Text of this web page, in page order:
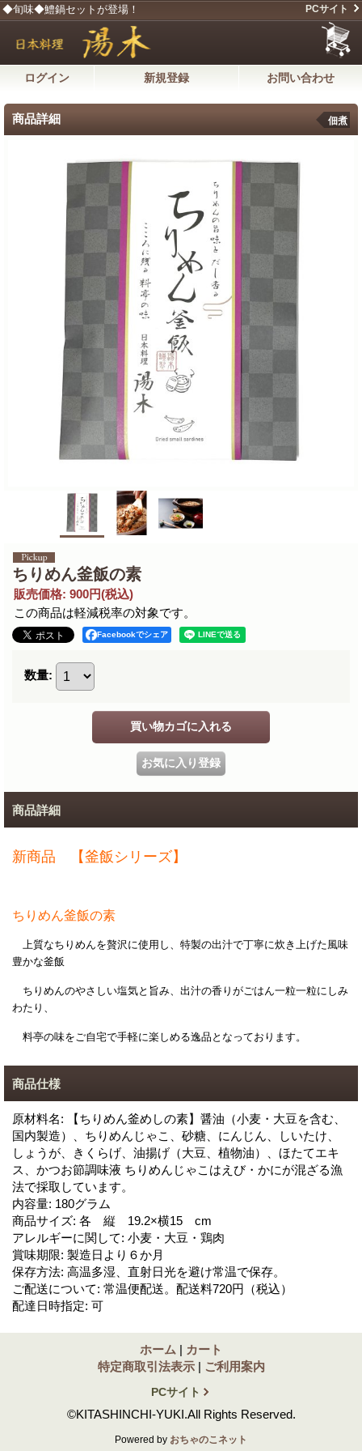
◆旬味◆鱧鍋セットが登場！ PCサイト
ログイン 新規登録 お問い合わせ
商品詳細 佃煮
ちりめん釜飯の素
販売価格: 900円(税込)
この商品は軽減税率の対象です。
Facebookでシェア
数量:
商品詳細
新商品 【釜飯シリーズ】
ちりめん釜飯の素
上質なちりめんを贅沢に使用し、特製の出汁で丁寧に炊き上げた風味
豊かな釜飯
ちりめんのやさしい塩気と旨み、出汁の香りがごはん一粒一粒にしみ
わたり、
料亭の味をご自宅で手軽に楽しめる逸品となっております。
商品仕様
原材料名:
【ちりめん釜めしの素】醤油（小麦・大豆を含む、
国内製造）、ちりめんじゃこ、砂糖、にんじん、しいたけ、
しょうが、きくらげ、油揚げ（大豆、植物油）、ほたてエキ
ス、かつお節調味液 ちりめんじゃこはえび・かにが混ざる漁
法で採取しています。
内容量: 180グラム
商品サイズ: 各 縦 19.2×横15 cm
アレルギーに関して: 小麦・大豆・鶏肉
賞味期限: 製造日より６か月
保存方法: 高温多湿、直射日光を避け常温で保存。
ご配送について: 常温便配送。配送料720円（税込）
配達日時指定: 可
ホーム | カート
特定商取引法表示 | ご利用案内
PCサイト
©KITASHINCHI-YUKI.All Rights Reserved.
Powered by おちゃのこネット